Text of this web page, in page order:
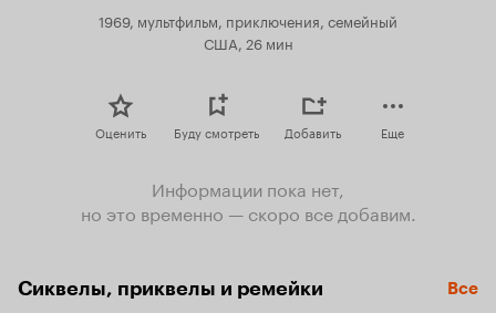
1969, мультфильм, приключения, семейный
США, 26 мин
Оценить Буду смотреть Добавить Еще
Информации пока нет,
но это временно — скоро все добавим.
Сиквелы, приквелы и ремейки Все